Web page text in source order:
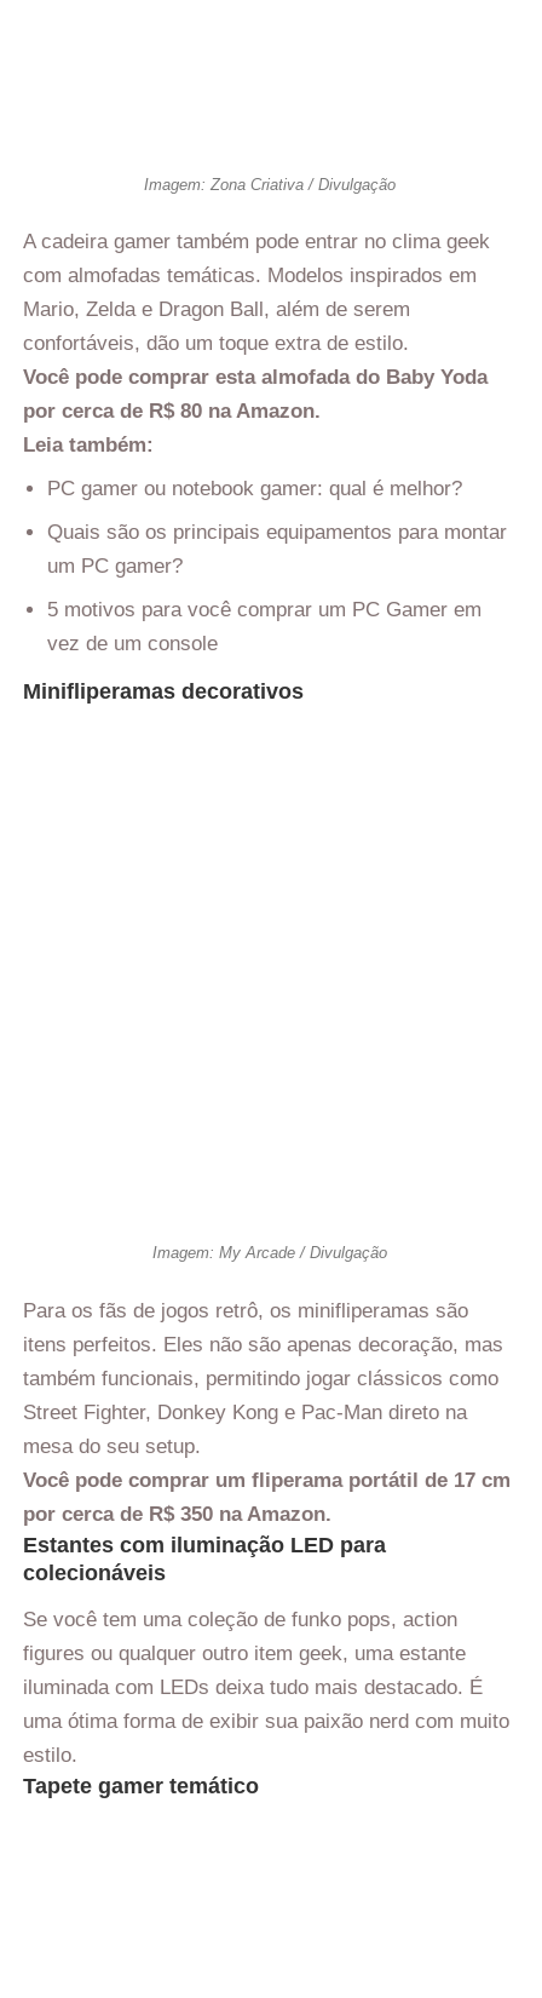
Imagem: Zona Criativa / Divulgação
A cadeira gamer também pode entrar no clima geek
com almofadas temáticas. Modelos inspirados em
Mario, Zelda e Dragon Ball, além de serem
confortáveis, dão um toque extra de estilo.
Você pode comprar esta almofada do Baby Yoda
por cerca de R$ 80 na Amazon.
Leia também:
PC gamer ou notebook gamer: qual é melhor?
Quais são os principais equipamentos para montar
um PC gamer?
5 motivos para você comprar um PC Gamer em
vez de um console
Minifliperamas decorativos
Imagem: My Arcade / Divulgação
Para os fãs de jogos retrô, os minifliperamas são
itens perfeitos. Eles não são apenas decoração, mas
também funcionais, permitindo jogar clássicos como
Street Fighter, Donkey Kong e Pac-Man direto na
mesa do seu setup.
Você pode comprar um fliperama portátil de 17 cm
por cerca de R$ 350 na Amazon.
Estantes com iluminação LED para
colecionáveis
Se você tem uma coleção de funko pops, action
figures ou qualquer outro item geek, uma estante
iluminada com LEDs deixa tudo mais destacado. É
uma ótima forma de exibir sua paixão nerd com muito
estilo.
Tapete gamer temático